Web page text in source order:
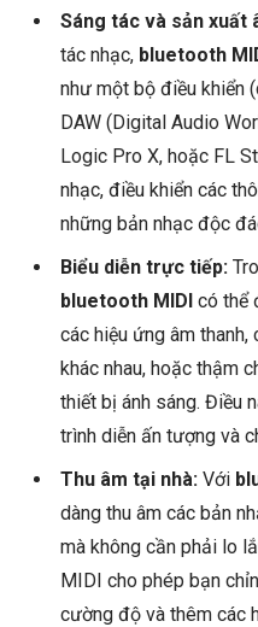
Sáng tác và sản xuất
tác nhạc, bluetooth
như một bộ điều khiển
DAW (Digital Audio
Logic Pro X, hoặc FL
nhạc, điều khiển các
những bản nhạc độc
Biểu diễn trực tiếp:
bluetooth MIDI có thể
các hiệu ứng âm
khác nhau, hoặc thậm
thiết bị ánh sáng. Điều
trình diễn ấn tượng và
Thu âm tại nhà: Với
dàng thu âm các bản
mà không cần phải lo
MIDI cho phép bạn
cường độ và thêm các